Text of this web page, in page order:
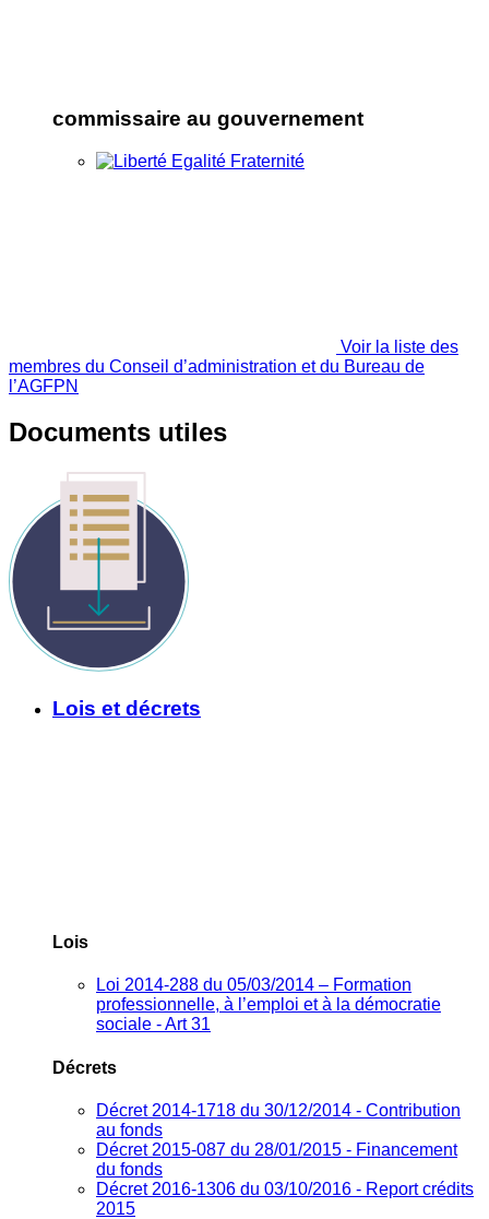
commissaire au gouvernement
Voir la liste des
membres du Conseil d’administration et du Bureau de
l’AGFPN
Documents utiles
Lois et décrets
Lois
Loi 2014-288 du 05/03/2014 – Formation
professionnelle, à l’emploi et à la démocratie
sociale - Art 31
Décrets
Décret 2014-1718 du 30/12/2014 - Contribution
au fonds
Décret 2015-087 du 28/01/2015 - Financement
du fonds
Décret 2016-1306 du 03/10/2016 - Report crédits
2015